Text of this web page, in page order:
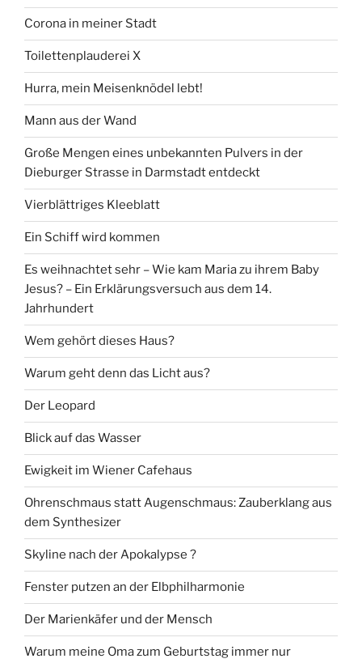
Corona in meiner Stadt
Toilettenplauderei X
Hurra, mein Meisenknödel lebt!
Mann aus der Wand
Große Mengen eines unbekannten Pulvers in der
Dieburger Strasse in Darmstadt entdeckt
Vierblättriges Kleeblatt
Ein Schiff wird kommen
Es weihnachtet sehr – Wie kam Maria zu ihrem Baby
Jesus? – Ein Erklärungsversuch aus dem 14.
Jahrhundert
Wem gehört dieses Haus?
Warum geht denn das Licht aus?
Der Leopard
Blick auf das Wasser
Ewigkeit im Wiener Cafehaus
Ohrenschmaus statt Augenschmaus: Zauberklang aus
dem Synthesizer
Skyline nach der Apokalypse ?
Fenster putzen an der Elbphilharmonie
Der Marienkäfer und der Mensch
Warum meine Oma zum Geburtstag immer nur